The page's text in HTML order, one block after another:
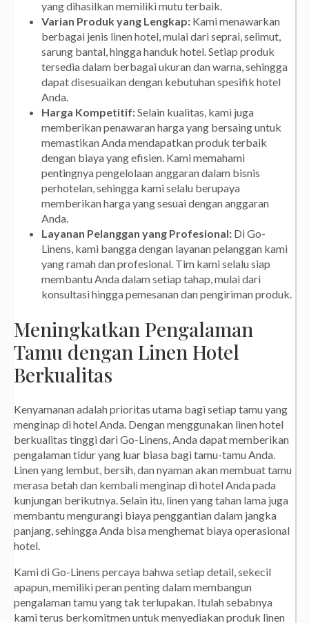
yang dihasilkan memiliki mutu terbaik.
Varian Produk yang Lengkap: Kami menawarkan
berbagai jenis linen hotel, mulai dari seprai, selimut,
sarung bantal, hingga handuk hotel. Setiap produk
tersedia dalam berbagai ukuran dan warna, sehingga
dapat disesuaikan dengan kebutuhan spesifik hotel
Anda.
Harga Kompetitif:Selain kualitas, kami juga
memberikan penawaran harga yang bersaing untuk
memastikan Anda mendapatkan produk terbaik
dengan biaya yang efisien. Kami memahami
pentingnya pengelolaan anggaran dalam bisnis
perhotelan, sehingga kami selalu berupaya
memberikan harga yang sesuai dengan anggaran
Anda.
Layanan Pelanggan yang Profesional: Di Go-
Linens, kami bangga dengan layanan pelanggan kami
yang ramah dan profesional. Tim kami selalu siap
membantu Anda dalam setiap tahap, mulai dari
konsultasi hingga pemesanan dan pengiriman produk.
Meningkatkan Pengalaman
Tamu dengan Linen Hotel
Berkualitas
Kenyamanan adalah prioritas utama bagi setiap tamu yang
menginap di hotel Anda. Dengan menggunakan linen hotel
berkualitas tinggi dari Go-Linens, Anda dapat memberikan
pengalaman tidur yang luar biasa bagi tamu-tamu Anda.
Linen yang lembut, bersih, dan nyaman akan membuat tamu
merasa betah dan kembali menginap di hotel Anda pada
kunjungan berikutnya. Selain itu, linen yang tahan lama juga
membantu mengurangi biaya penggantian dalam jangka
panjang, sehingga Anda bisa menghemat biaya operasional
hotel.
Kami di Go-Linens percaya bahwa setiap detail, sekecil
apapun, memiliki peran penting dalam membangun
pengalaman tamu yang tak terlupakan. Itulah sebabnya
kami terus berkomitmen untuk menyediakan produk linen